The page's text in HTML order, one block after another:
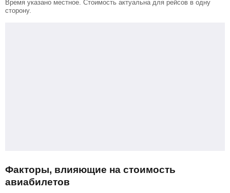
Время указано местное. Стоимость актуальна для рейсов в одну
сторону.
Факторы, влияющие на стоимость
авиабилетов